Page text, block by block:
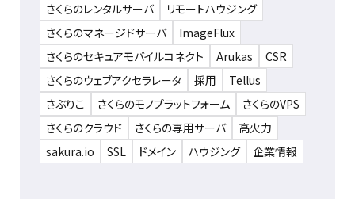
さくらのレンタルサーバ
リモートハウジング
さくらのマネージドサーバ
ImageFlux
さくらのセキュアモバイルコネクト
Arukas
CSR
さくらのウェブアクセラレータ
採用
Tellus
さぶりこ
さくらのモノプラットフォーム
さくらのVPS
さくらのクラウド
さくらの専用サーバ
高火力
sakura.io
SSL ドメイン ハウジング 企業情報